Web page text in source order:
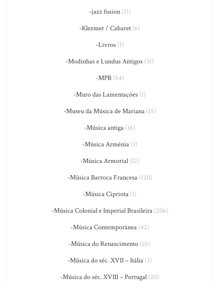
-jazz fusion(11)
-Klezmer / Cabaret (6)
-Livros(1)
-Modinhas e Lundus Antigos (31)
-MPB(54)
-Muro das Lamentações (1)
-Museu da Música de Mariana(15)
-Música antiga (16)
-Música Armênia(3)
-Música Armorial(12)
-Música Barroca Francesa(120)
-Música Cipriota (1)
-Música Colonial e Imperial Brasileira(206)
-Música Contemporânea(42)
-Música do Renascimento (26)
-Música do séc. XVII – Itália (3)
-Música do séc. XVIII – Portugal (20)